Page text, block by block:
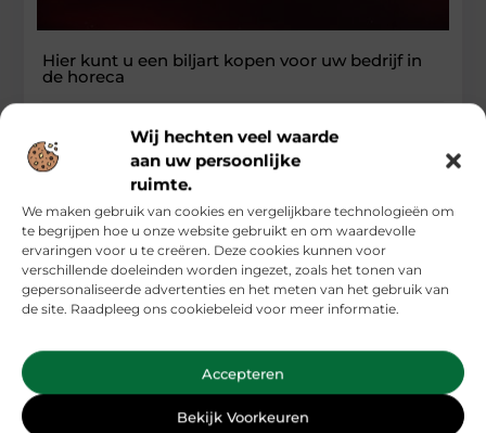
Wij hechten veel waarde
aan uw persoonlijke
ruimte.
We maken gebruik van cookies en vergelijkbare technologieën om
te begrijpen hoe u onze website gebruikt en om waardevolle
ervaringen voor u te creëren. Deze cookies kunnen voor
verschillende doeleinden worden ingezet, zoals het tonen van
gepersonaliseerde advertenties en het meten van het gebruik van
de site. Raadpleeg ons cookiebeleid voor meer informatie.
Accepteren
Bekijk Voorkeuren
Hier kunt u een biljart kopen voor uw bedrijf in
de horeca
voor amusement kopen voor uw bedrijf in de
...
Dienstverlening